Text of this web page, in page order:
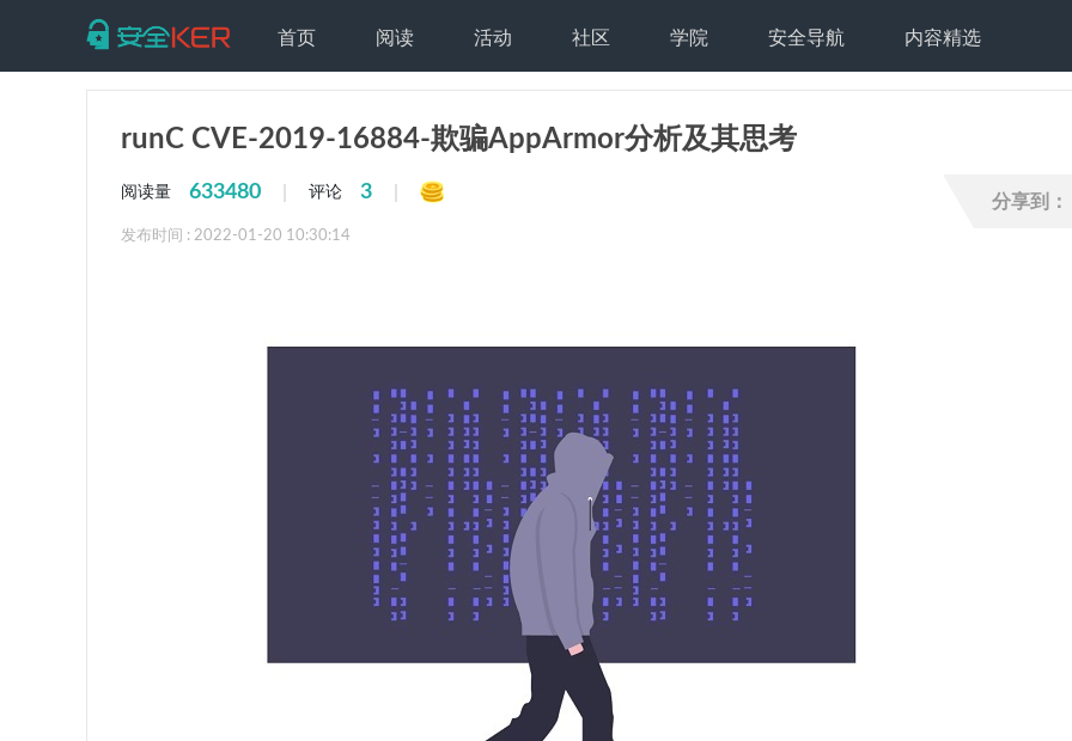
首页 阅读 活动 社区 学院 安全导航 内容精选
runC CVE-2019-16884-欺骗AppArmor分析及其思考
阅读量 633480 评论 3
发布时间 : 2022-01-20 10:30:14
分享到：